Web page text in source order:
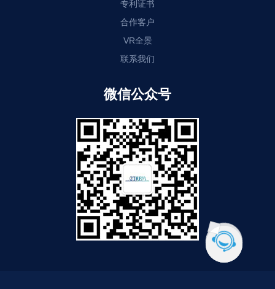
专利证书
合作客户
VR全景
联系我们
微信公众号